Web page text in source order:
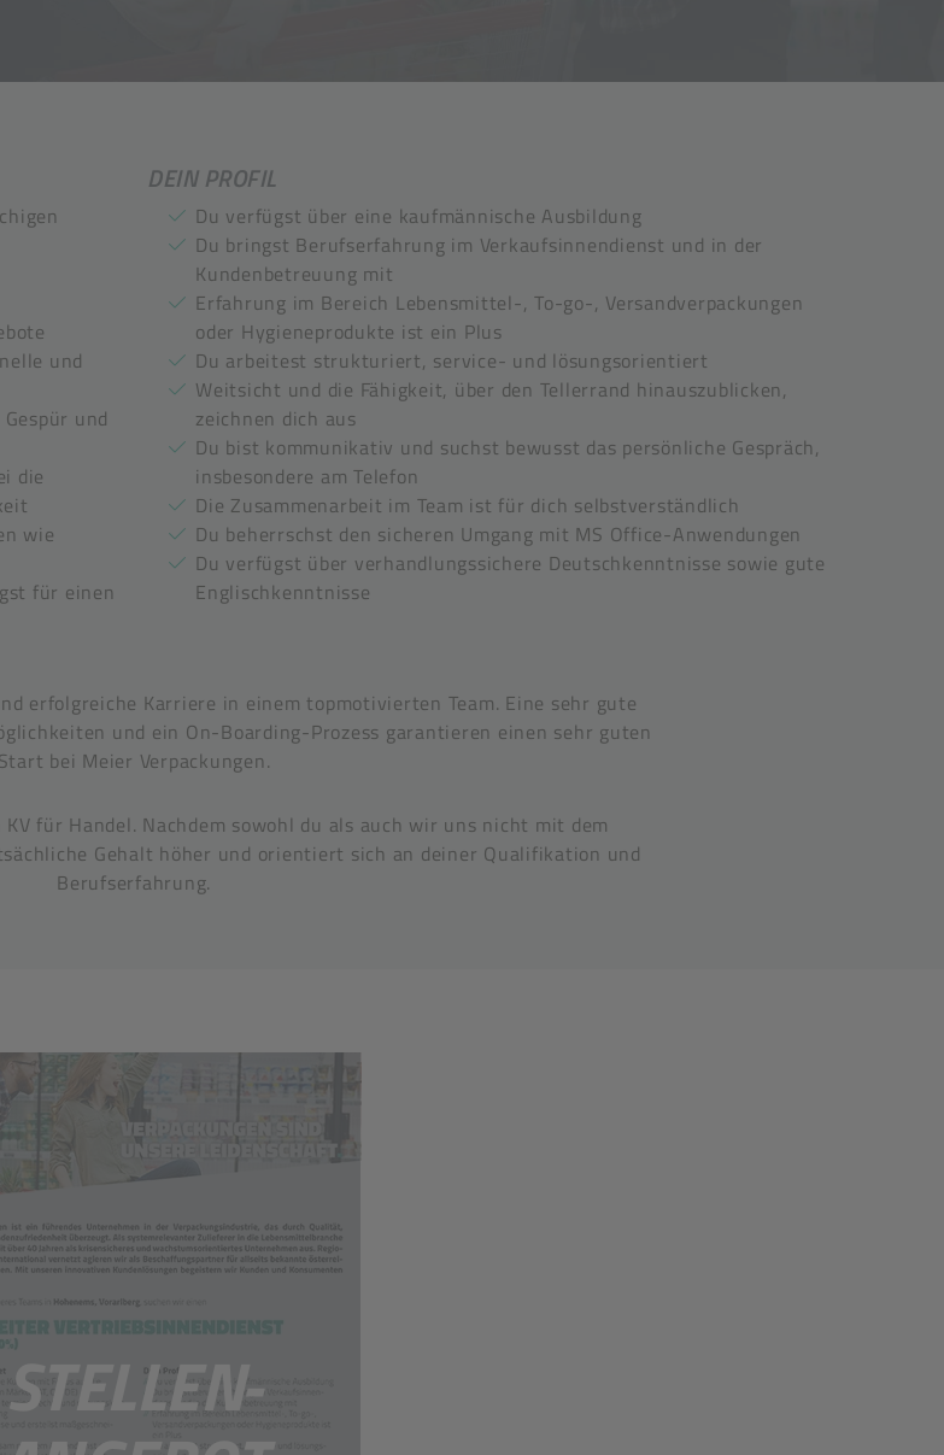
und
und
die
wie
für einen
DEIN PROFIL
Du verfügst über eine kaufmännische Ausbildung
Du bringst Berufserfahrung im Verkaufsinnendienst und in der
Kundenbetreuung mit
Erfahrung im Bereich Lebensmittel-, To-go-, Versandverpackungen
oder Hygieneprodukte ist ein Plus
Du arbeitest strukturiert, service- und lösungsorientiert
Weitsicht und die Fähigkeit, über den Tellerrand hinauszublicken,
zeichnen dich aus
Du bist kommunikativ und suchst bewusst das persönliche Gespräch,
insbesondere am Telefon
Die Zusammenarbeit im Team ist für dich selbstverständlich
Du beherrschst den sicheren Umgang mit MS Office-Anwendungen
Du verfügst über verhandlungssichere Deutschkenntnisse sowie gute
Englischkenntnisse
erfolgreiche Karriere in einem topmotivierten Team. Eine sehr gute
und ein On-Boarding-Prozess garantieren einen sehr guten
Start bei Meier Verpackungen.
für Handel. Nachdem sowohl du als auch wir uns nicht mit dem
Gehalt höher und orientiert sich an deiner Qualifikation und
Berufserfahrung.
STELLEN-
STELLEN-
ANGEBOT